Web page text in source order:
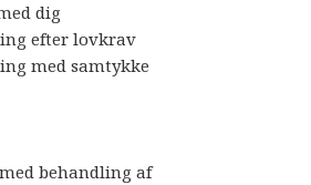
dig
efter lovkrav
med samtykke
behandling af